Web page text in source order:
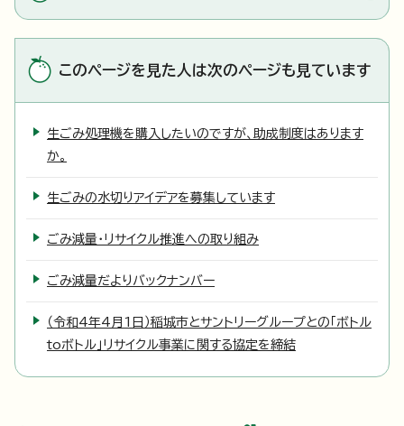
このページを見た人は次のページも見ています
生ごみ処理機を購入したいのですが、助成制度はあります
か。
生ごみの水切りアイデアを募集しています
ごみ減量・リサイクル推進への取り組み
ごみ減量だよりバックナンバー
（令和4年4月1日）稲城市とサントリーグループとの「ボトル
toボトル」リサイクル事業に関する協定を締結